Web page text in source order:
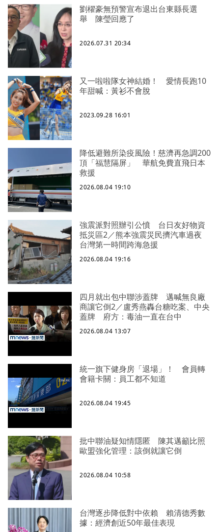
劉櫂豪無預警宣布退出台東縣長選
舉 陳瑩回應了
2026.07.31 20:34
又一啦啦隊女神結婚！ 愛情長跑10
年甜喊：黃衫不會脫
2023.09.28 16:01
降低避難所染疫風險！慈濟再急調200
頂「福慧隔屏」 華航免費直飛日本
救援
2026.08.04 19:10
強震派對照辦引公憤 台日友好物資
抵災區2／熊本強震災民擠汽車過夜
台灣第一時間跨海急援
2026.08.04 19:16
四月就出包中聯涉蓋牌 邁喊無良廠
商讓它倒2／盧秀燕轟台糖吃案、中央
蓋牌 府方：毒油一直在台中
2026.08.04 13:07
統一旗下健身房「退場」！ 會員轉
會籍卡關：員工都不知道
2026.08.04 19:45
批中聯油疑知情隱匿 陳其邁籲比照
歐盟強化管理：該倒就讓它倒
2026.08.04 10:58
台灣逐步降低對中依賴 賴清德秀數
據：經濟創近50年最佳表現